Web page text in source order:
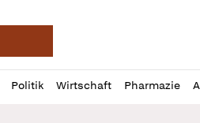
Deutsche Apotheker
Politik Wirtschaft Pharmazie
Profil
öffnen
Daz
Pur